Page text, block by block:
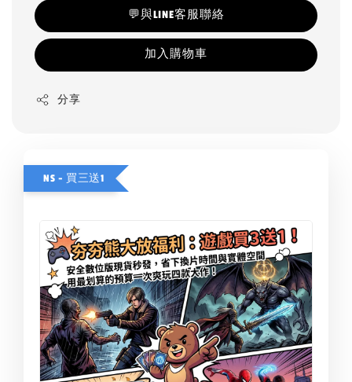
💬與LINE客服聯絡
加入購物車
分享
NS - 買三送1